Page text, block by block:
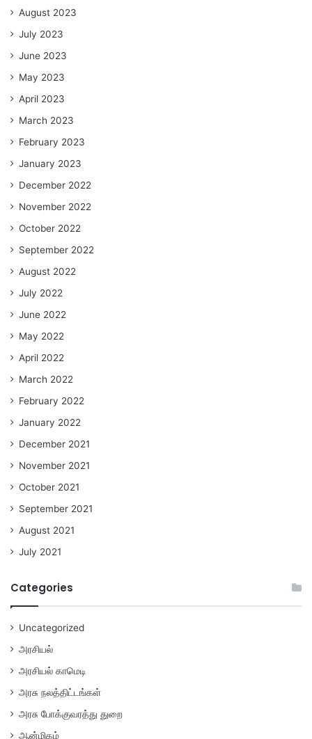
August 2023
July 2023
June 2023
May 2023
April 2023
March 2023
February 2023
January 2023
December 2022
November 2022
October 2022
September 2022
August 2022
July 2022
June 2022
May 2022
April 2022
March 2022
February 2022
January 2022
December 2021
November 2021
October 2021
September 2021
August 2021
July 2021
Categories
Uncategorized
அரசியல்
அரசியல் காமெடி
அரசு நலத்திட்டங்கள்
அரசு போக்குவரத்து துறை
ஆன்மிகம்